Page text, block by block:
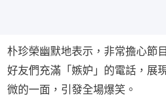
朴珍榮幽默地表示，非常擔心節
好友們充滿「嫉妒」的電話，展
微的一面，引發全場爆笑。